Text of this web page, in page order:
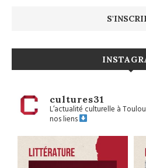
cultures31
L’actualité culturelle à
nos liens